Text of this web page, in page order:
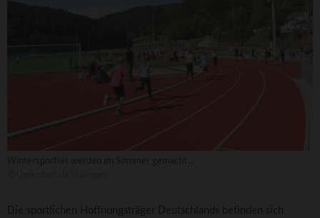
Die sportlichen Hoffnungsträger Deutschlands befinden sich